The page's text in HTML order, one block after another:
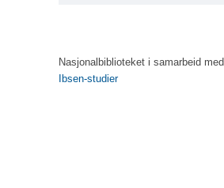
Nasjonalbiblioteket i samarbeid med
Ibsen-studier